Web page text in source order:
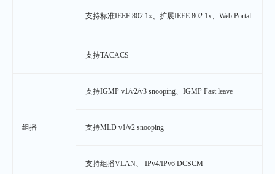
支持标准IEEE 802.1x、扩展IEEE 802.1x、Web Portal
支持TACACS+
组播
支持IGMP v1/v2/v3 snooping、IGMP Fast leave
支持MLD v1/v2 snooping
支持组播VLAN、 IPv4/IPv6 DCSCM